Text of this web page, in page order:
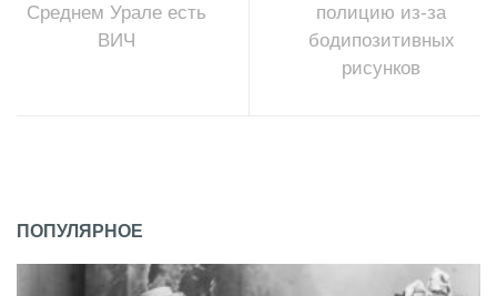
Среднем Урале есть
ВИЧ
полицию из-за
бодипозитивных
рисунков
ПОПУЛЯРНОЕ